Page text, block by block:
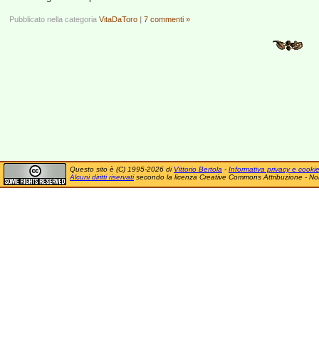
Pubblicato nella categoria VitaDaToro | 7 commenti »
Questo sito è (C) 1995-2026 di Vittorio Bertola - Informativa privacy e cookie
Alcuni diritti riservatisecondo la licenza Creative Commons Attribuzione -